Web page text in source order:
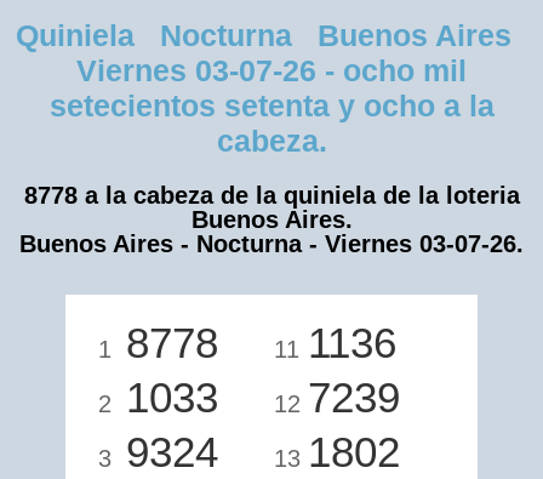
Quiniela Nocturna Buenos Aires
Viernes 03-07-26 - ocho mil
setecientos setenta y ocho a la
cabeza.
8778 a la cabeza de la quiniela de la loteria
Buenos Aires.
Buenos Aires - Nocturna - Viernes 03-07-26.
1 8778
2 1033
3 9324
11 1136
12 7239
13 1802